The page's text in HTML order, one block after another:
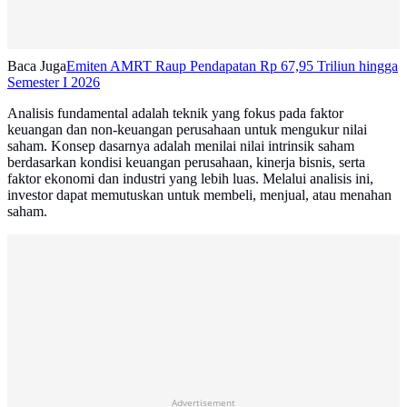
Baca JugaEmiten AMRT Raup Pendapatan Rp 67,95 Triliun hingga
Semester I 2026
Analisis fundamental adalah teknik yang fokus pada faktor
keuangan dan non-keuangan perusahaan untuk mengukur nilai
saham. Konsep dasarnya adalah menilai nilai intrinsik saham
berdasarkan kondisi keuangan perusahaan, kinerja bisnis, serta
faktor ekonomi dan industri yang lebih luas. Melalui analisis ini,
investor dapat memutuskan untuk membeli, menjual, atau menahan
saham.
Advertisement